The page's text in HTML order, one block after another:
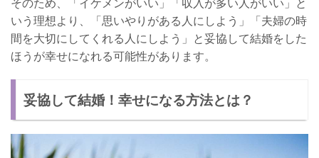
いう理想より、「思いやりがある人にしよう」「夫婦の時
間を大切にしてくれる人にしよう」と妥協して結婚をした
ほうが幸せになれる可能性があります。
妥協して結婚！幸せになる方法とは？